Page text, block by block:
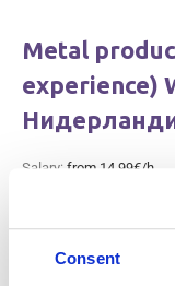
Consent
Metal
experience)
Salary: from 14,99€/h